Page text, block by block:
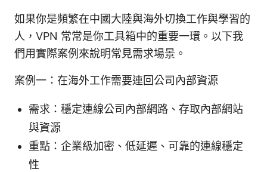
如果你是頻繁在中國大陸與海外切換工作與學習的
人，VPN 常常是你工具箱中的重要一環。以下我
們用實際案例來說明常見需求場景。
案例一：在海外工作需要連回公司內部資源
需求：穩定連線公司內部網路、存取內部網站
與資源
重點：企業級加密、低延遲、可靠的連線穩定
性